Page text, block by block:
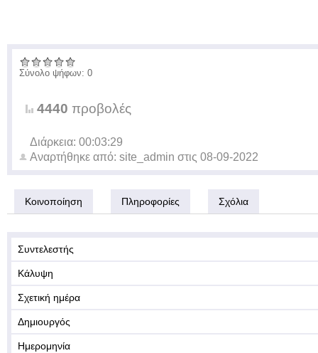
Σύνολο ψήφων: 0
4440 προβολές
Διάρκεια: 00:03:29
Αναρτήθηκε από: site_admin στις 08-09-2022
Κοινοποίηση Πληροφορίες Σχόλια
Συντελεστής
Κάλυψη
Σχετική ημέρα
Δημιουργός
Ημερομηνία